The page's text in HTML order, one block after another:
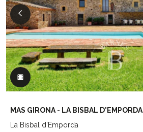
MAS GIRONA - LA BISBAL D'EMPORDA
La Bisbal d'Emporda